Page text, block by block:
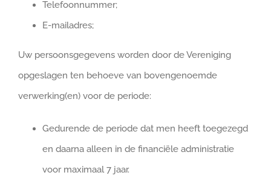
Telefoonnummer;
E-mailadres;
Uw persoonsgegevens worden door de Vereniging
opgeslagen ten behoeve van bovengenoemde
verwerking(en) voor de periode:
Gedurende de periode dat men heeft toegezegd
en daarna alleen in de financiële administratie
voor maximaal 7 jaar.